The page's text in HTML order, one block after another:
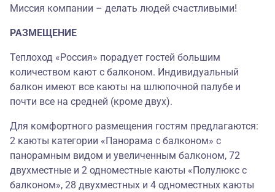
Миссия компании – делать людей счастливыми!
РАЗМЕЩЕНИЕ
Теплоход «Россия» порадует гостей большим
количеством кают с балконом. Индивидуальный
балкон имеют все каюты на шлюпочной палубе и
почти все на средней (кроме двух).
Для комфортного размещения гостям предлагаются:
2 каюты категории «Панорама с балконом» с
панорамным видом и увеличенным балконом, 72
двухместные и 2 одноместные каюты «Полулюкс с
балконом», 28 двухместных и 4 одноместных каюты